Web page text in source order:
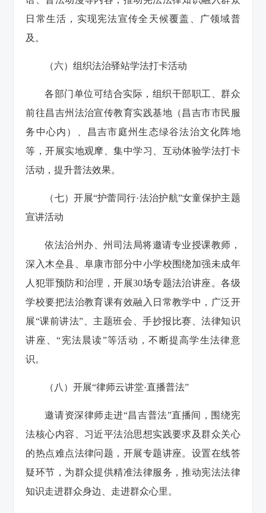
日常生活，实现宪法宣传全天候覆盖、广领域普
及。
（六）组织法治驿站学法打卡活动
各部门单位可结合实际，组织干部职工、群众
前往昌吉州法治宣传教育实践基地（昌吉市市民服
务中心内）、昌吉市庭州生态绿谷法治文化阵地
等，开展实地观摩、集中学习、互动体验学法打卡
活动，提升普法效果。
（七）开展“护蕾同行·法治护航”女童保护主题
宣讲活动
依法治州办、州司法局将邀请专业授课教师，
深入木垒县、阜康市部分中小学校围绕加强未成年
人犯罪预防和治理，开展30场专题法治讲座。各级
学校要把法治教育课有效融入日常教学中，广泛开
展“课前讲法”、主题班会、手抄报比赛、法律知识
讲座、“宪法晨读”等活动，不断提高学生法律意
识。
（八）开展“律师云讲堂·直播普法”
邀请资深律师走进“昌吉普法”直播间，围绕宪
法核心内容、习近平法治思想实践要求及群众关心
的热点难点法律问题，开展专题讲座。设置在线答
疑环节，为群众提供精准法律服务，推动宪法法律
知识走进群众身边、走进群众心里。